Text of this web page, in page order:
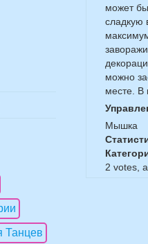
может
сладкую
можно
месте. В
Мышка
2 votes,